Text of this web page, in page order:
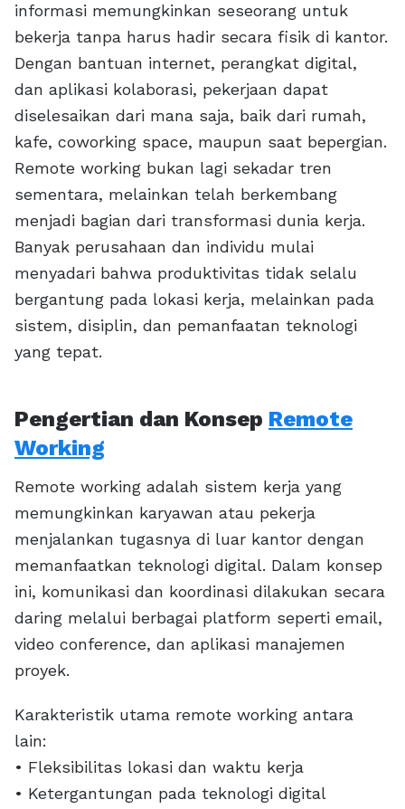
informasi memungkinkan seseorang untuk
bekerja tanpa harus hadir secara fisik di kantor.
Dengan bantuan internet, perangkat digital,
dan aplikasi kolaborasi, pekerjaan dapat
diselesaikan dari mana saja, baik dari rumah,
kafe, coworking space, maupun saat bepergian.
Remote working bukan lagi sekadar tren
sementara, melainkan telah berkembang
menjadi bagian dari transformasi dunia kerja.
Banyak perusahaan dan individu mulai
menyadari bahwa produktivitas tidak selalu
bergantung pada lokasi kerja, melainkan pada
sistem, disiplin, dan pemanfaatan teknologi
yang tepat.
Pengertian dan Konsep Remote
Working
Remote working adalah sistem kerja yang
memungkinkan karyawan atau pekerja
menjalankan tugasnya di luar kantor dengan
memanfaatkan teknologi digital. Dalam konsep
ini, komunikasi dan koordinasi dilakukan secara
daring melalui berbagai platform seperti email,
video conference, dan aplikasi manajemen
proyek.
Karakteristik utama remote working antara
lain:
• Fleksibilitas lokasi dan waktu kerja
• Ketergantungan pada teknologi digital